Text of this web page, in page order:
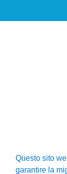
Questo sito
garantire la